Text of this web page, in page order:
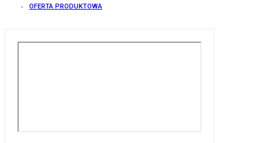
OFERTA PRODUKTOWA